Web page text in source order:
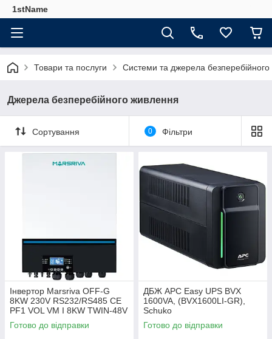
1stName
Товари та послуги Системи та джерела
Джерела безперебійного живлення
Сортування 0 Фільтри
Інвертор Marsriva OFF-G
8KW 230V RS232/RS485 CE
PF1 VOL VM I 8KW TWIN-48V
(MR-SPF8000M TWIN - Ver 1)
Готово до відправки
ДБЖ APC Easy UPS BVX
1600VA, (BVX1600LI-GR),
Schuko
Готово до відправки